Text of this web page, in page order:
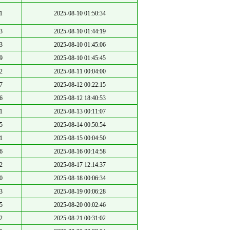
2025-08-10 01:50:34
2025-08-10 01:44:19
2025-08-10 01:45:06
2025-08-10 01:45:45
2025-08-11 00:04:00
2025-08-12 00:22:15
2025-08-12 18:40:53
2025-08-13 00:11:07
2025-08-14 00:50:54
2025-08-15 00:04:50
2025-08-16 00:14:58
2025-08-17 12:14:37
2025-08-18 00:06:34
2025-08-19 00:06:28
2025-08-20 00:02:46
2025-08-21 00:31:02